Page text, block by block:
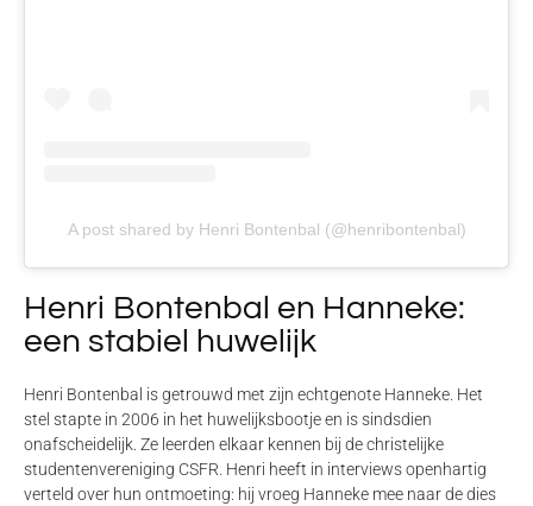
A post shared by Henri Bontenbal (@henribontenbal)
Henri Bontenbal en Hanneke:
een stabiel huwelijk
Henri Bontenbal is getrouwd met zijn echtgenote Hanneke Het
stel stapte in 2006 in het huwelijksbootje en is sindsdien
onafscheidelijk. Ze leerden elkaar kennen bij de christelijke
studentenvereniging CSFR. Henri heeft in interviews openhartig
verteld over hun ontmoeting: hij vroeg Hanneke mee naar de dies